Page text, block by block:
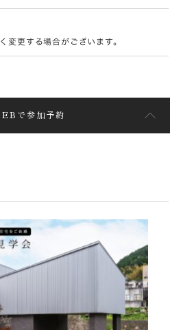
変更する場合がございます。
で参加予約